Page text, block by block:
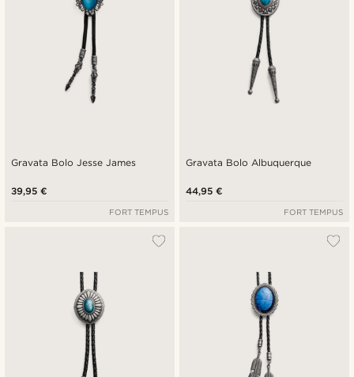
Gravata Bolo Jesse James
39,95 €
FORT TEMPUS
Gravata Bolo Albuquerque
44,95 €
FORT TEMPUS